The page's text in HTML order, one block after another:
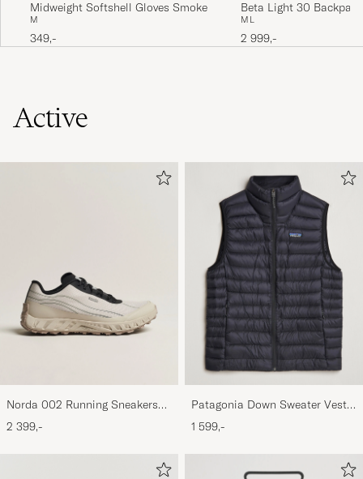
Midweight Softshell Gloves Smoke
M
349,-
Beta Light 30
Gray
M L
2 999,-
Active
Norda 002 Running Sneakers
Cinder
2 399,-
Patagonia Down Sweater Vest
Black
1 599,-